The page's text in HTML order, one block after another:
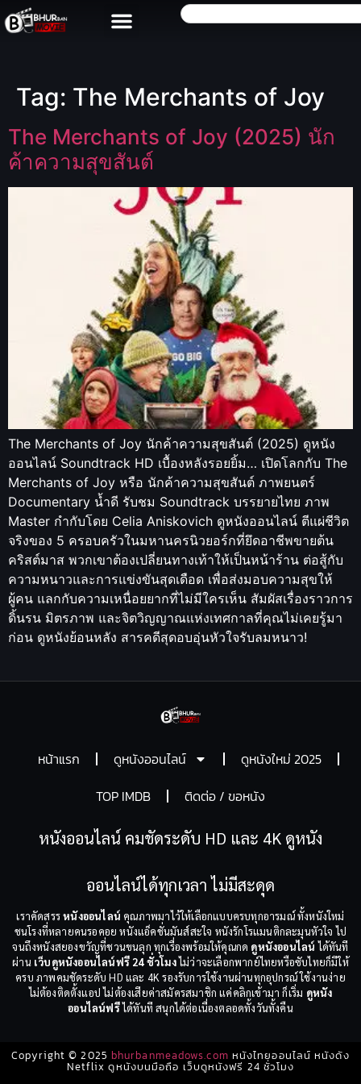
Tag: The Merchants of Joy
The Merchants of Joy (2025) นัก
ค้าความสุขสันต์
The Merchants of Joy นักค้าความสุขสันต์ (2025) ดูหนัง
ออนไลน์ Soundtrack HD เบื้องหลังรอยยิ้ม… เปิดโลกกับ The
Merchants of Joy หรือ นักค้าความสุขสันต์ ภาพยนตร์
Documentary น้ำดี รับชม Soundtrack บรรยายไทย ภาพ
Master กำกับโดย Celia Aniskovich ดูหนังออนไลน์ ตีแผ่ชีวิต
จริงของ 5 ครอบครัวในมหานครนิวยอร์กที่ยึดอาชีพขายต้น
คริสต์มาส พวกเขาต้องเปลี่ยนทางเท้าให้เป็นหน้าร้าน ต่อสู้กับ
ความหนาวและการแข่งขันสุดเดือด เพื่อส่งมอบความสุขให้
ผู้คน แลกกับความเหนื่อยยากที่ไม่มีใครเห็น สัมผัสเรื่องราวการ
ดิ้นรน มิตรภาพ และจิตวิญญาณแห่งเทศกาลที่คุณไม่เคยรู้มา
ก่อน ดูหนังย้อนหลัง สารคดีสุดอบอุ่นหัวใจรับลมหนาว!
หน้าแรก ดูหนังออนไลน์
ดูหนังใหม่ 2025
TOP IMDB
ติดต่อ / ขอหนัง
หนังออนไลน์ คมชัดระดับ HD และ 4K ดูหนัง
ออนไลน์ได้ทุกเวลา ไม่มีสะดุด
เราคัดสรรหนังออนไลน์ คุณภาพมาไว้ให้เลือกแบบครบทุกอารมณ์ ทั้งหนังใหม่
ชนโรงที่หลายคนรอคอย หนังแอ็คชั่นมันส์สะใจ หนังรักโรแมนติกละมุนหัวใจ ไป
จนถึงหนังสยองขวัญที่ชวนขนลุก ทุกเรื่องพร้อมให้คุณกด ดูหนังออนไลน์ ได้ทันที
ผ่าน เว็บดูหนังออนไลน์ฟรี 24 ชั่วโมงไม่ว่าจะเลือกพากย์ไทยหรือซับไทยก็มีให้
ครบ ภาพคมชัดระดับ HD และ 4K รองรับการใช้งานผ่านทุกอุปกรณ์ ใช้งานง่าย
ไม่ต้องติดตั้งแอป ไม่ต้องเสียค่าสมัครสมาชิก แค่คลิกเข้ามา ก็เริ่ม ดูหนัง
ออนไลน์ฟรีได้ทันที สนุกได้ต่อเนื่องตลอดทั้งวันทั้งคืน
Copyright © 2025 bhurbanmeadows.com หนังไทยออนไลน์ หนังดัง
Netflix ดูหนังบนมือถือ เว็บดูหนังฟรี 24 ชั่วโมง